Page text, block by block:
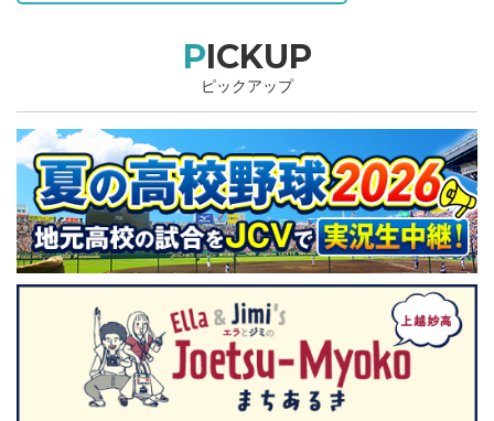
PICKUP
ピックアップ